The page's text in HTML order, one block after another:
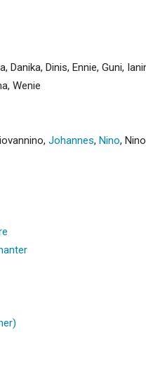
, Danika, Dinis, Ennie, Guni,
, Wenie
, Johannes, Nino,